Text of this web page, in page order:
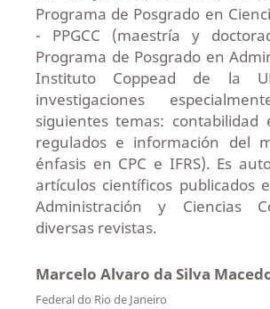
Programa de Posgrado en
- PPGCC (maestría y
Programa de Posgrado en
Instituto Coppead de la
investigaciones
siguientes temas: contabilidad
regulados e información del
énfasis en CPC e IFRS). Es
artículos científicos publicados
Administración y Ciencias
diversas revistas.
Marcelo Alvaro da Silva
Federal do Rio de Janeiro